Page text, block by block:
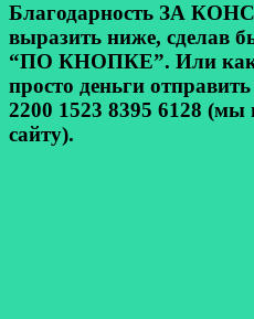
Благодарность ЗА
выразить ниже, сделав
“ПО КНОПКЕ”. Или как
просто деньги
2200 1523 8395 6128 (мы
сайту).